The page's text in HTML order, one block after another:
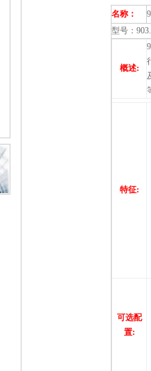
名称：
型号：
概述:
特征:
可选配
置: